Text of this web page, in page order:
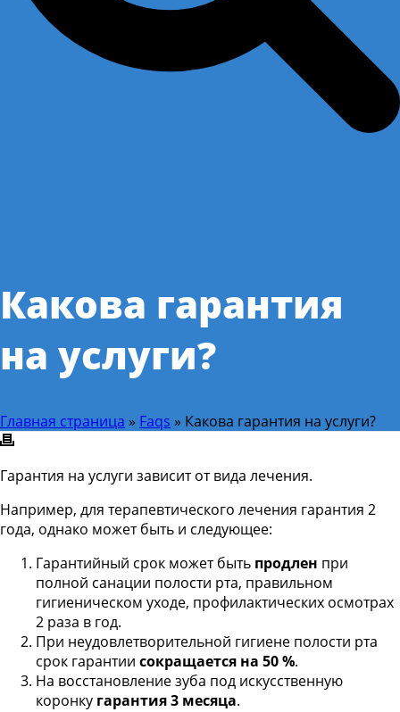
Какова гарантия
на услуги?
Главная страница » Faqs » Какова гарантия на услуги?
Гарантия на услуги зависит от вида лечения.
Например, для терапевтического лечения гарантия 2
года, однако может быть и следующее:
Гарантийный срок может быть продлен при
полной санации полости рта, правильном
гигиеническом уходе, профилактических осмотрах
2 раза в год.
При неудовлетворительной гигиене полости рта
срок гарантии сокращается на 50 %.
На восстановление зуба под искусственную
коронку гарантия 3 месяца.